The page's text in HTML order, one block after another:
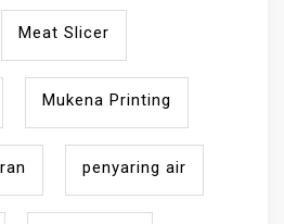
Meat Slicer
Mukena Printing
penyaring air